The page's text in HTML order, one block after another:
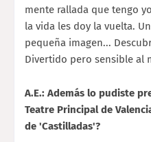
mente rallada que tengo
la vida les doy la vuelta.
pequeña imagen...
Divertido pero sensible al
A.E.: Además lo pudiste
Teatre Principal de
de 'Castilladas'?